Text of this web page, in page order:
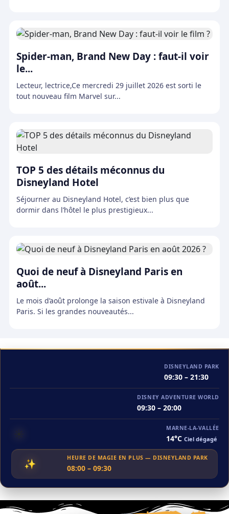
Spider-man, Brand New Day : faut-il voir
le...
Lecteur, lectrice,Ce mercredi 29 juillet 2026 est sorti le
tout nouveau film Marvel sur...
TOP 5 des détails méconnus du
Disneyland Hotel
Séjourner au Disneyland Hotel, c’est bien plus que
dormir dans l’hôtel le plus prestigieux...
Quoi de neuf à Disneyland Paris en
août...
Le mois d’août prolonge la saison estivale à Disneyland
Paris. Si les grandes nouveautés...
DISNEYLAND PARK
09:30 – 21:30
DISNEY ADVENTURE WORLD
09:30 – 20:00
☀️ MARNE-LA-VALLÉE
14°CCiel dégagé
✨ HEURE DE MAGIE EN PLUS — DISNEYLAND PARK
08:00 – 09:30
ACTUALITÉS